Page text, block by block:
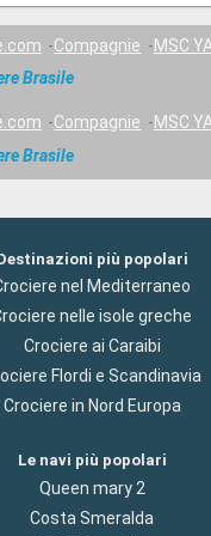
Compagnie
MSC
Brasile
Compagnie
MSC
Brasile
più popolari
nel Mediterraneo
nelle isole greche
Crociere ai Caraibi
Flordi e Scandinavia
Crociere in Nord Europa
Le navi più popolari
Queen mary 2
Costa Smeralda